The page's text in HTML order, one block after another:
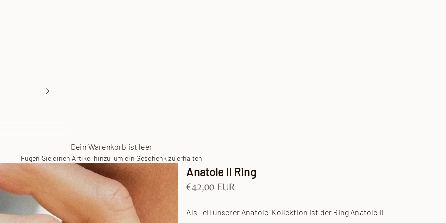
Dein Warenkorb ist leer
Fügen Sie einen Artikel hinzu, um ein Geschenk zu erhalten
Anatole II Ring
Angebot
€42,00 EUR
Als Teil unserer Anatole-Kollektion ist der Ring Anatole II